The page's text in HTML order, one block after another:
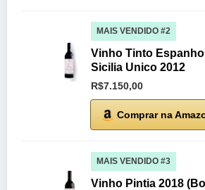
MAIS VENDIDO #2
Vinho Tinto
Sicilia Unico 2012
R$7.150,00
Comprar na
MAIS VENDIDO #3
Vinho Pintia 2018